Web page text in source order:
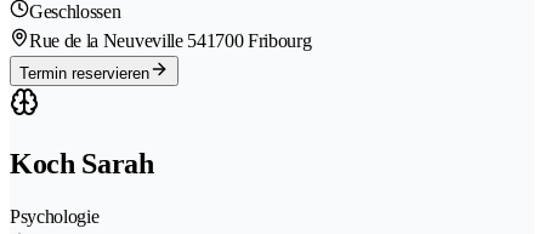
Geschlossen
Rue de la Neuveville 541700 Fribourg
Termin reservieren
Koch Sarah
Psychologie